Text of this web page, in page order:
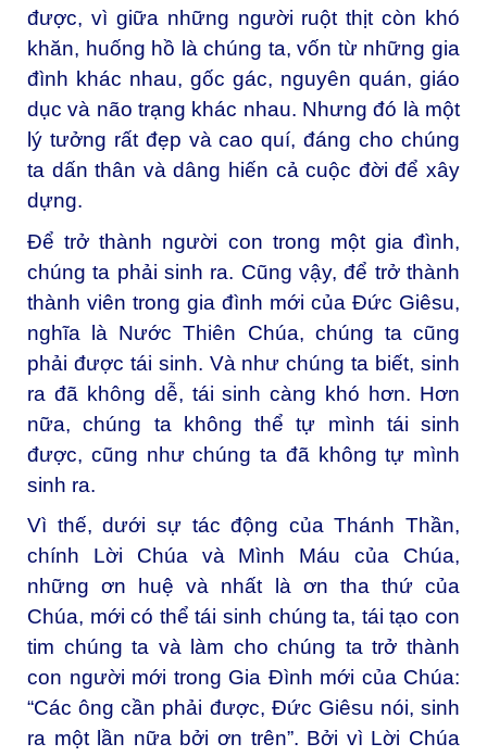
được, vì giữa những người ruột thịt còn khó
khăn, huống hồ là chúng ta, vốn từ những gia
đình khác nhau, gốc gác, nguyên quán, giáo
dục và não trạng khác nhau. Nhưng đó là một
lý tưởng rất đẹp và cao quí, đáng cho chúng
ta dấn thân và dâng hiến cả cuộc đời để xây
dựng.
Để trở thành người con trong một gia đình,
chúng ta phải sinh ra. Cũng vậy, để trở thành
thành viên trong gia đình mới của Đức Giêsu,
nghĩa là Nước Thiên Chúa, chúng ta cũng
phải được tái sinh. Và như chúng ta biết, sinh
ra đã không dễ, tái sinh càng khó hơn. Hơn
nữa, chúng ta không thể tự mình tái sinh
được, cũng như chúng ta đã không tự mình
sinh ra.
Vì thế, dưới sự tác động của Thánh Thần,
chính Lời Chúa và Mình Máu của Chúa,
những ơn huệ và nhất là ơn tha thứ của
Chúa, mới có thể tái sinh chúng ta, tái tạo con
tim chúng ta và làm cho chúng ta trở thành
con người mới trong Gia Đình mới của Chúa:
“Các ông cần phải được, Đức Giêsu nói, sinh
ra một lần nữa bởi ơn trên”. Bởi vì Lời Chúa